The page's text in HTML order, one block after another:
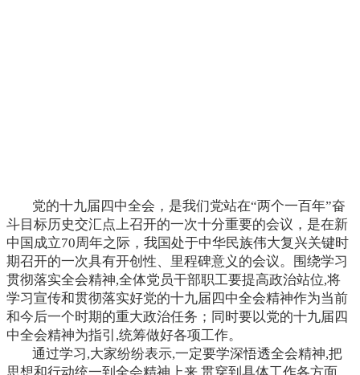
党的十九届四中全会，是我们党站在“两个一百年”奋
斗目标历史交汇点上召开的一次十分重要的会议，是在新
中国成立70周年之际，我国处于中华民族伟大复兴关键时
期召开的一次具有开创性、里程碑意义的会议。围绕学习
贯彻落实全会精神,全体党员干部职工要提高政治站位,将
学习宣传和贯彻落实好党的十九届四中全会精神作为当前
和今后一个时期的重大政治任务；同时要以党的十九届四
中全会精神为指引,统筹做好各项工作。
通过学习,大家纷纷表示,一定要学深悟透全会精神,把